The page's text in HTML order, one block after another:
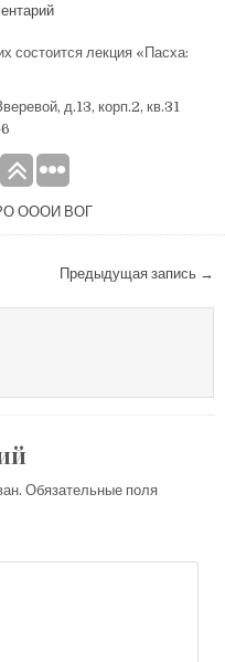
на
состоится лекция «Пасха:
д.13, корп.2, кв.31
ОООИ ВОГ
Предыдущая запись →
Обязательные поля